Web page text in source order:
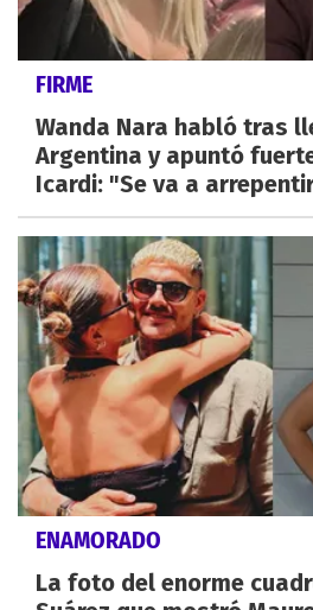
FIRME
Wanda Nara habló tras
Argentina y apuntó
Icardi: "Se va a
ENAMORADO
La foto del enorme